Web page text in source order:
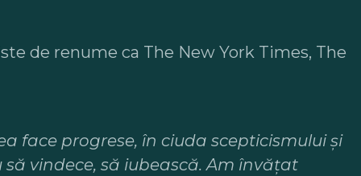
de renume ca The New York Times, The
face progrese, în ciuda scepticismului și
vindece, să iubească. Am învățat